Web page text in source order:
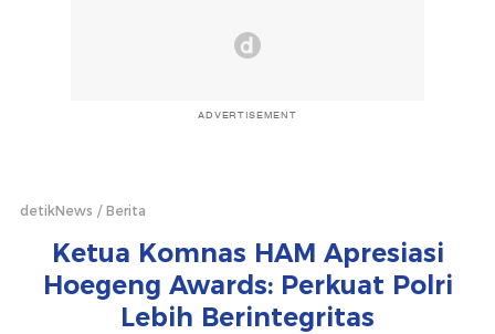
ADVERTISEMENT
detikNews Berita
Ketua Komnas HAM Apresiasi
Hoegeng Awards: Perkuat Polri
Lebih Berintegritas